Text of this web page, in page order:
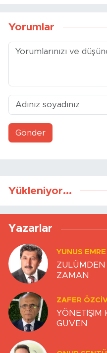
Yorumlar
Gönder
Yükleniyor...
Yazarlar
YUNUS
ZULÜMDEN
ZAMAN
ZAFER
YÖNETİŞİM
GÜVEN